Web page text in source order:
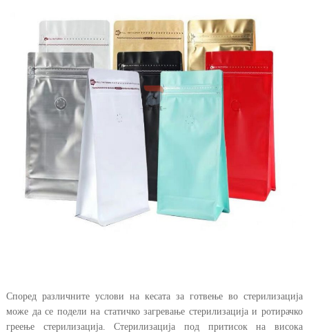
Според различните услови на кесата за готвење во стерилизација
може да се подели на статичко загревање стерилизација и ротирачко
греење стерилизација. Стерилизација под притисок на висока